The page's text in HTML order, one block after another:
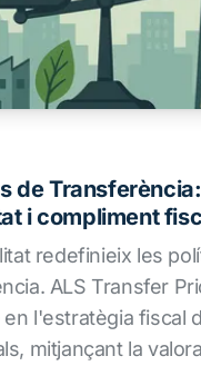
de
i compliment
redefinieix les
ALS Transfer
l'estratègia fiscal
mitjançant la